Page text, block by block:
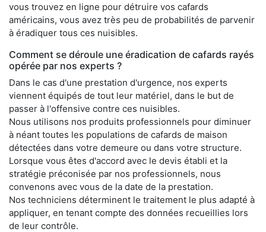
vous trouvez en ligne pour détruire vos cafards
américains, vous avez très peu de probabilités de parvenir
à éradiquer tous ces nuisibles.
Comment se déroule une éradication de cafards rayés
opérée par nos experts ?
Dans le cas d'une prestation d'urgence, nos experts
viennent équipés de tout leur matériel, dans le but de
passer à l'offensive contre ces nuisibles.
Nous utilisons nos produits professionnels pour diminuer
à néant toutes les populations de cafards de maison
détectées dans votre demeure ou dans votre structure.
Lorsque vous êtes d'accord avec le devis établi et la
stratégie préconisée par nos professionnels, nous
convenons avec vous de la date de la prestation.
Nos techniciens déterminent le traitement le plus adapté à
appliquer, en tenant compte des données recueillies lors
de leur contrôle.